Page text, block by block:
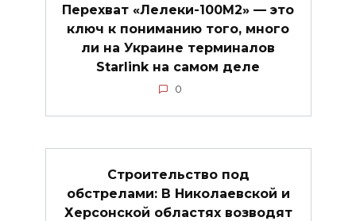
Перехват «Лелеки-100М2» — это
ключ к пониманию того, много
ли на Украине терминалов
Starlink на самом деле
0
Строительство под
обстрелами: В Николаевской и
Херсонской областях возводят